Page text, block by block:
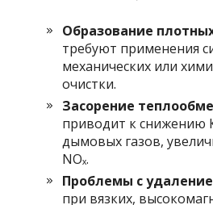
Образование
требуют применения
механических или
очистки.
Засорение
приводит к снижению
дымовых газов,
NOₓ.
Проблемы с
при вязких,